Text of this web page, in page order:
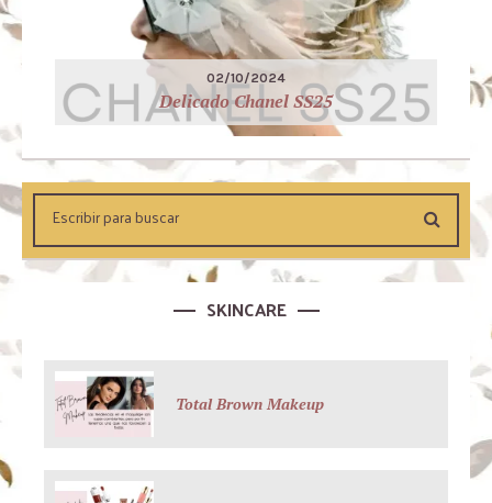
02/10/2024
Delicado Chanel SS25
SKINCARE
Total Brown Makeup